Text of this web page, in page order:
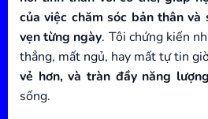
của việc chăm sóc bản thân và
vẹn từng ngày. Tôi chứng kiến
thẳng, mất ngủ, hay mất tự tin
vẻ hơn, và tràn đầy năng lượng
sống.